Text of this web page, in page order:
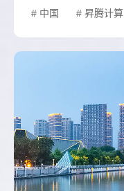
# 中国 # 昇腾计算